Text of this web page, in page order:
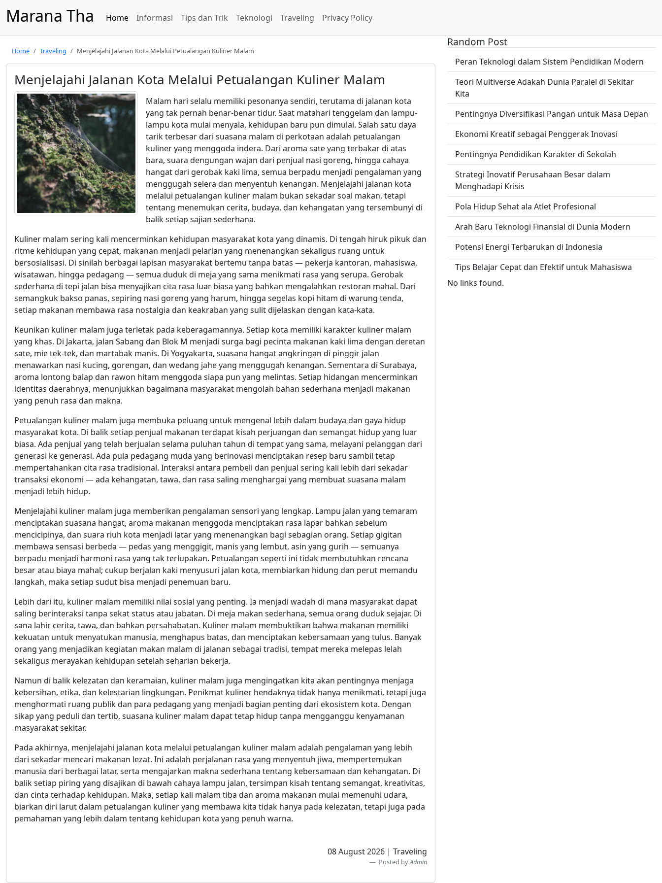
Marana Tha Home Informasi Tips dan Trik Teknologi Traveling Privacy Policy
Home Traveling Menjelajahi Jalanan Kota Melalui Petualangan Kuliner Malam
Menjelajahi Jalanan Kota Melalui Petualangan Kuliner Malam
Malam hari selalu memiliki pesonanya sendiri, terutama di jalanan kota
yang tak pernah benar-benar tidur. Saat matahari tenggelam dan lampu-
lampu kota mulai menyala, kehidupan baru pun dimulai. Salah satu daya
tarik terbesar dari suasana malam di perkotaan adalah petualangan
kuliner yang menggoda indera. Dari aroma sate yang terbakar di atas
bara, suara dengungan wajan dari penjual nasi goreng, hingga cahaya
hangat dari gerobak kaki lima, semua berpadu menjadi pengalaman yang
menggugah selera dan menyentuh kenangan. Menjelajahi jalanan kota
melalui petualangan kuliner malam bukan sekadar soal makan, tetapi
tentang menemukan cerita, budaya, dan kehangatan yang tersembunyi di
balik setiap sajian sederhana.
Kuliner malam sering kali mencerminkan kehidupan masyarakat kota yang dinamis. Di tengah hiruk pikuk dan
ritme kehidupan yang cepat, makanan menjadi pelarian yang menenangkan sekaligus ruang untuk
bersosialisasi. Di sinilah berbagai lapisan masyarakat bertemu tanpa batas — pekerja kantoran, mahasiswa,
wisatawan, hingga pedagang — semua duduk di meja yang sama menikmati rasa yang serupa. Gerobak
sederhana di tepi jalan bisa menyajikan cita rasa luar biasa yang bahkan mengalahkan restoran mahal. Dari
semangkuk bakso panas, sepiring nasi goreng yang harum, hingga segelas kopi hitam di warung tenda,
setiap makanan membawa rasa nostalgia dan keakraban yang sulit dijelaskan dengan kata-kata.
Keunikan kuliner malam juga terletak pada keberagamannya. Setiap kota memiliki karakter kuliner malam
yang khas. Di Jakarta, jalan Sabang dan Blok M menjadi surga bagi pecinta makanan kaki lima dengan deretan
sate, mie tek-tek, dan martabak manis. Di Yogyakarta, suasana hangat angkringan di pinggir jalan
menawarkan nasi kucing, gorengan, dan wedang jahe yang menggugah kenangan. Sementara di Surabaya,
aroma lontong balap dan rawon hitam menggoda siapa pun yang melintas. Setiap hidangan mencerminkan
identitas daerahnya, menunjukkan bagaimana masyarakat mengolah bahan sederhana menjadi makanan
yang penuh rasa dan makna.
Petualangan kuliner malam juga membuka peluang untuk mengenal lebih dalam budaya dan gaya hidup
masyarakat kota. Di balik setiap penjual makanan terdapat kisah perjuangan dan semangat hidup yang luar
biasa. Ada penjual yang telah berjualan selama puluhan tahun di tempat yang sama, melayani pelanggan dari
generasi ke generasi. Ada pula pedagang muda yang berinovasi menciptakan resep baru sambil tetap
mempertahankan cita rasa tradisional. Interaksi antara pembeli dan penjual sering kali lebih dari sekadar
transaksi ekonomi — ada kehangatan, tawa, dan rasa saling menghargai yang membuat suasana malam
menjadi lebih hidup.
Menjelajahi kuliner malam juga memberikan pengalaman sensori yang lengkap. Lampu jalan yang temaram
menciptakan suasana hangat, aroma makanan menggoda menciptakan rasa lapar bahkan sebelum
mencicipinya, dan suara riuh kota menjadi latar yang menenangkan bagi sebagian orang. Setiap gigitan
membawa sensasi berbeda — pedas yang menggigit, manis yang lembut, asin yang gurih — semuanya
berpadu menjadi harmoni rasa yang tak terlupakan. Petualangan seperti ini tidak membutuhkan rencana
besar atau biaya mahal; cukup berjalan kaki menyusuri jalan kota, membiarkan hidung dan perut memandu
langkah, maka setiap sudut bisa menjadi penemuan baru.
Lebih dari itu, kuliner malam memiliki nilai sosial yang penting. Ia menjadi wadah di mana masyarakat dapat
saling berinteraksi tanpa sekat status atau jabatan. Di meja makan sederhana, semua orang duduk sejajar. Di
sana lahir cerita, tawa, dan bahkan persahabatan. Kuliner malam membuktikan bahwa makanan memiliki
kekuatan untuk menyatukan manusia, menghapus batas, dan menciptakan kebersamaan yang tulus. Banyak
orang yang menjadikan kegiatan makan malam di jalanan sebagai tradisi, tempat mereka melepas lelah
sekaligus merayakan kehidupan setelah seharian bekerja.
Namun di balik kelezatan dan keramaian, kuliner malam juga mengingatkan kita akan pentingnya menjaga
kebersihan, etika, dan kelestarian lingkungan. Penikmat kuliner hendaknya tidak hanya menikmati, tetapi juga
menghormati ruang publik dan para pedagang yang menjadi bagian penting dari ekosistem kota. Dengan
sikap yang peduli dan tertib, suasana kuliner malam dapat tetap hidup tanpa mengganggu kenyamanan
masyarakat sekitar.
Pada akhirnya, menjelajahi jalanan kota melalui petualangan kuliner malam adalah pengalaman yang lebih
dari sekadar mencari makanan lezat. Ini adalah perjalanan rasa yang menyentuh jiwa, mempertemukan
manusia dari berbagai latar, serta mengajarkan makna sederhana tentang kebersamaan dan kehangatan. Di
balik setiap piring yang disajikan di bawah cahaya lampu jalan, tersimpan kisah tentang semangat, kreativitas,
dan cinta terhadap kehidupan. Maka, setiap kali malam tiba dan aroma makanan mulai memenuhi udara,
biarkan diri larut dalam petualangan kuliner yang membawa kita tidak hanya pada kelezatan, tetapi juga pada
pemahaman yang lebih dalam tentang kehidupan kota yang penuh warna.
08 August 2026 | Traveling
Posted byAdmin
Random Post
Peran Teknologi dalam Sistem Pendidikan Modern
Teori Multiverse Adakah Dunia Paralel di Sekitar
Kita
Pentingnya Diversifikasi Pangan untuk Masa Depan
Ekonomi Kreatif sebagai Penggerak Inovasi
Pentingnya Pendidikan Karakter di Sekolah
Strategi Inovatif Perusahaan Besar dalam
Menghadapi Krisis
Pola Hidup Sehat ala Atlet Profesional
Arah Baru Teknologi Finansial di Dunia Modern
Potensi Energi Terbarukan di Indonesia
Tips Belajar Cepat dan Efektif untuk Mahasiswa
No links found.